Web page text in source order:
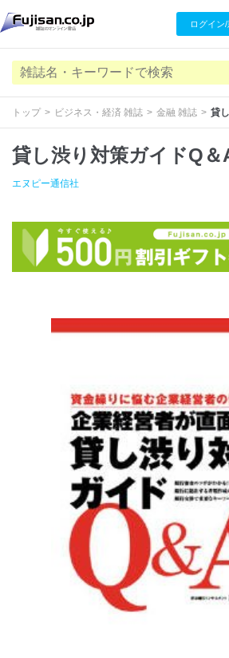
ログイン/
トップ ビジネス・経済 雑誌 金融 雑誌 貸
貸し渋り対策ガイドQ＆
エヌピー通信社